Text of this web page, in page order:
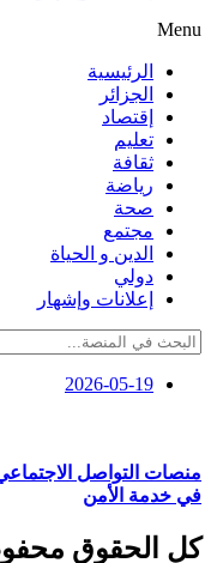
Menu
الرئيسية
الجزائر
إقتصاد
تعليم
ثقافة
رياضة
صحة
مجتمع
الدين و الحياة
دولي
إعلانات وإشهار
2026-05-19
منصات التواصل
في خدمة الأمن
كل الحقوق